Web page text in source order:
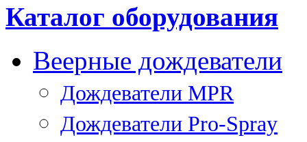
Каталог оборудования
Веерные дождеватели
Дождеватели MPR
Дождеватели Pro-Spray